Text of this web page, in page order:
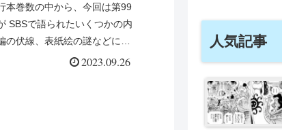
本巻数の中から、今回は第99
SBSで語られたいくつかの内
の伏線、表紙絵の謎などにつ
2023.09.26
人気記事